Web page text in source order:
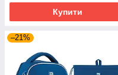
Купити
–21%